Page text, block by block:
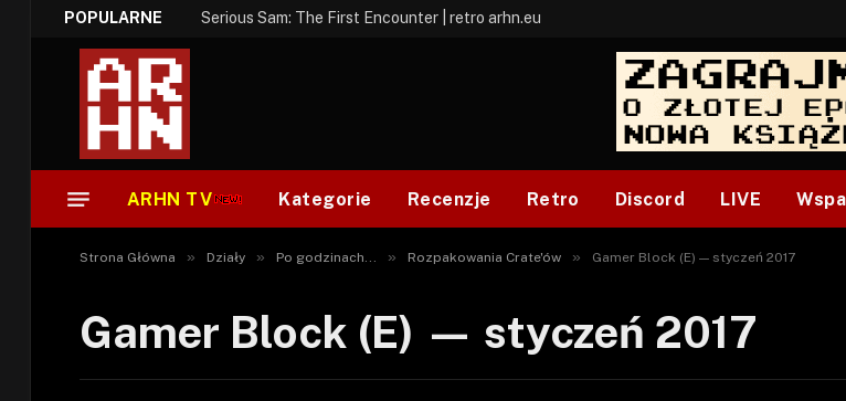
POPULARNE Serious Sam: The First Encounter | retro arhn.eu
ARHN TV Kategorie Recenzje Retro Discord LIVE
Strona Główna » Działy » Po godzinach... » Rozpakowania Crate'ów » Gamer Block (E) — styczeń 2017
Gamer Block (E) — styczeń 2017